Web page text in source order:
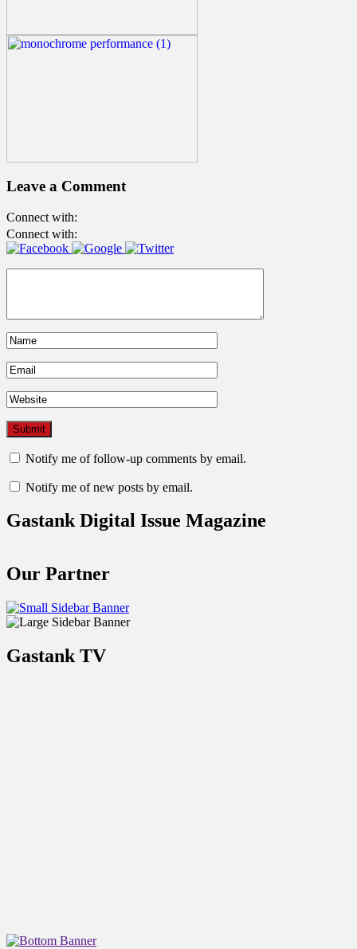
Leave a Comment
Connect with:
Connect with:
Notify me of follow-up comments by email.
Notify me of new posts by email.
Gastank Digital Issue Magazine
Our Partner
Gastank TV